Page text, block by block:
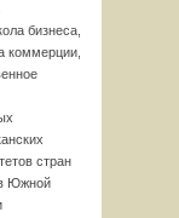
бизнеса,
коммерции,
стран
Южной